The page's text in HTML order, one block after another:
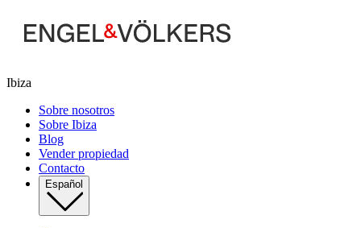
Ibiza
Sobre nosotros
Sobre Ibiza
Blog
Vender propiedad
Contacto
Español